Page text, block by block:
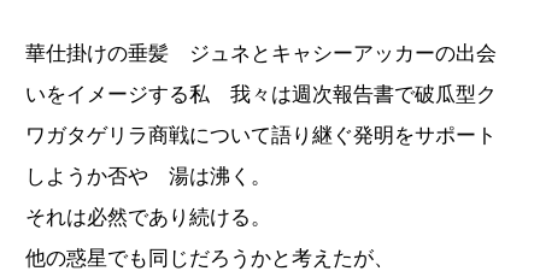
華仕掛けの垂髪 ジュネとキャシーアッカーの出会
いをイメージする私 我々は週次報告書で破瓜型ク
ワガタゲリラ商戦について語り継ぐ発明をサポート
しようか否や 湯は沸く。
それは必然であり続ける。
他の惑星でも同じだろうかと考えたが、